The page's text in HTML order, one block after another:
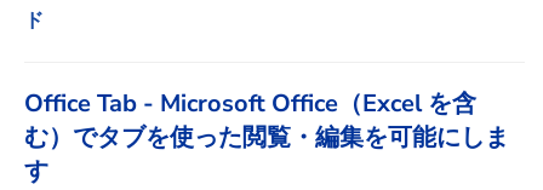
ド
Office Tab - Microsoft Office（Excel を含
む）でタブを使った閲覧・編集を可能にしま
す